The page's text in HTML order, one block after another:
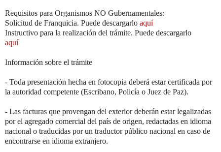
Requisitos para Organismos NO Gubernamentales:
Solicitud de Franquicia. Puede descargarlo aquí
Instructivo para la realización del trámite. Puede descargarlo
aquí
Información sobre el trámite
- Toda presentación hecha en fotocopia deberá estar certificada por
la autoridad competente (Escribano, Policía o Juez de Paz).
- Las facturas que provengan del exterior deberán estar legalizadas
por el agregado comercial del país de origen, redactadas en idioma
nacional o traducidas por un traductor público nacional en caso de
encontrarse en idioma extranjero.